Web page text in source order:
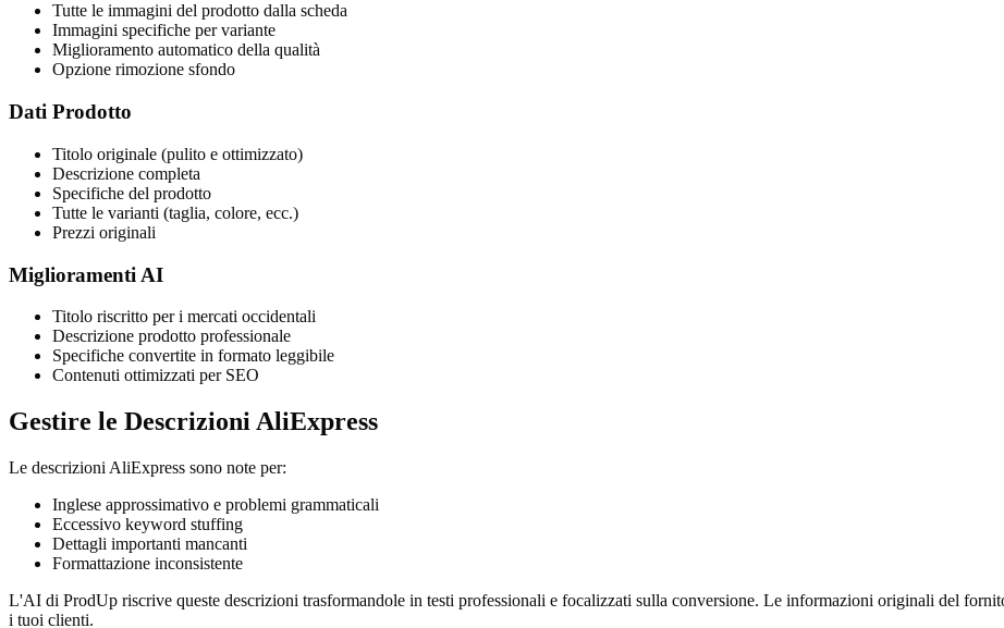
Tutte le immagini del prodotto dalla scheda
Immagini specifiche per variante
Miglioramento automatico della qualità
Opzione rimozione sfondo
Dati Prodotto
Titolo originale (pulito e ottimizzato)
Descrizione completa
Specifiche del prodotto
Tutte le varianti (taglia, colore, ecc.)
Prezzi originali
Miglioramenti AI
Titolo riscritto per i mercati occidentali
Descrizione prodotto professionale
Specifiche convertite in formato leggibile
Contenuti ottimizzati per SEO
Gestire le Descrizioni AliExpress
Le descrizioni AliExpress sono note per:
Inglese approssimativo e problemi grammaticali
Eccessivo keyword stuffing
Dettagli importanti mancanti
Formattazione inconsistente
L'AI di ProdUp riscrive queste descrizioni trasformandole in testi professionali e focalizzati sulla conversione. Le informazioni originali del
i tuoi clienti.